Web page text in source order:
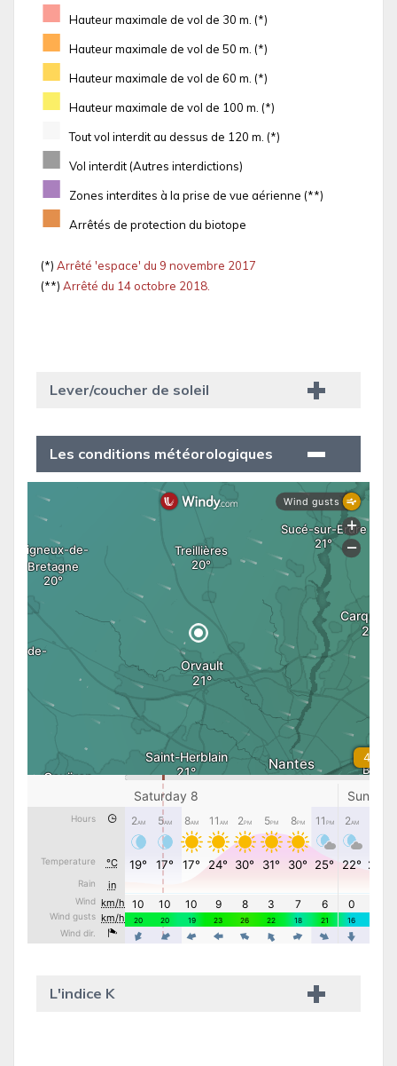
■ Hauteur maximale de vol de 30 m. (*)
■ Hauteur maximale de vol de 50 m. (*)
■ Hauteur maximale de vol de 60 m. (*)
■ Hauteur maximale de vol de 100 m. (*)
Tout vol interdit au dessus de 120 m. (*)
■ Vol interdit (Autres interdictions)
■ Zones interdites à la prise de vue aérienne (**)
■ Arrêtés de protection du biotope
(*) Arrêté 'espace' du 9 novembre 2017
(**) Arrêté du 14 octobre 2018.
Lever/coucher de soleil
Les conditions météorologiques
L'indice K